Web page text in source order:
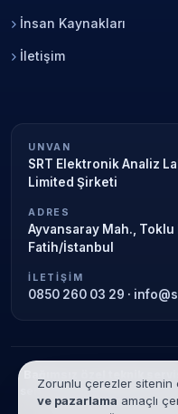
İnsan Kaynakları
İletişim
UNVAN
SRT Elektronik Analiz
Limited Şirketi
ADRES
Ayvansaray Mah., Toklu
Fatih/İstanbul
İLETIŞIM
0850 260 03 29 ·
servis kapsamındaki
tanımlama amaçlıdır;
Zorunlu çerezler sitenin
ve pazarlama amaçlı